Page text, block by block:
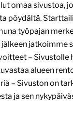
omaa sivustoa,
pöydältä.
työpajan
jatkoimme
– Sivustolle
alueen
– Sivuston on
ja sen